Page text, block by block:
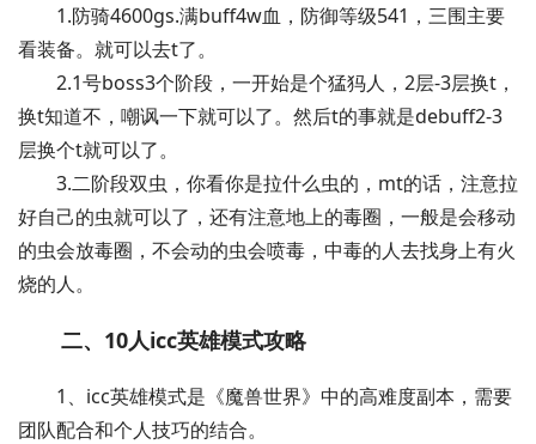
1.防骑4600gs.满buff4w血，防御等级541，三围主要
看装备。就可以去t了。
2.1号boss3个阶段，一开始是个猛犸人，2层-3层换t，
换t知道不，嘲讽一下就可以了。然后t的事就是debuff2-3
层换个t就可以了。
3.二阶段双虫，你看你是拉什么虫的，mt的话，注意拉
好自己的虫就可以了，还有注意地上的毒圈，一般是会移动
的虫会放毒圈，不会动的虫会喷毒，中毒的人去找身上有火
烧的人。
二、10人icc英雄模式攻略
1、icc英雄模式是《魔兽世界》中的高难度副本，需要
团队配合和个人技巧的结合。